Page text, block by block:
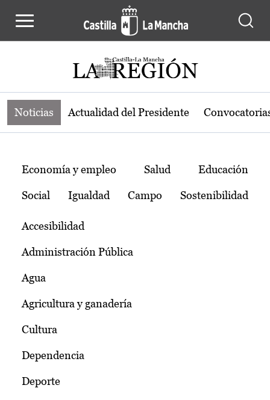
Noticias de la región de Castilla-La
Noticias Actualidad del Presidente
Temas
Economía y empleo Salud Educación
Social Igualdad Campo Sostenibilidad
Accesibilidad
Administración Pública
Agua
Agricultura y ganadería
Cultura
Dependencia
Deporte